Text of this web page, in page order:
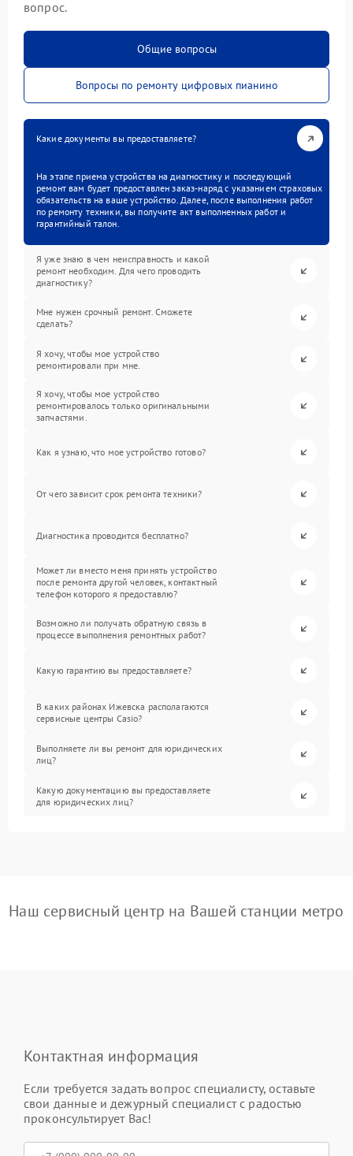
вопрос.
Общие вопросы
Вопросы по ремонту цифровых пианино
Какие документы вы предоставляете?
На этапе приема устройства на диагностику и последующий
ремонт вам будет предоставлен заказ-наряд с указанием страховых
обязательств на ваше устройство. Далее, после выполнения работ
по ремонту техники, вы получите акт выполненных работ и
гарантийный талон.
Я уже знаю в чем неисправность и какой
ремонт необходим. Для чего проводить
диагностику?
Мне нужен срочный ремонт. Сможете
сделать?
Я хочу, чтобы мое устройство
ремонтировали при мне.
Я хочу, чтобы мое устройство
ремонтировалось только оригинальными
запчастями.
Как я узнаю, что мое устройство готово?
От чего зависит срок ремонта техники?
Диагностика проводится бесплатно?
Может ли вместо меня принять устройство
после ремонта другой человек, контактный
телефон которого я предоставлю?
Возможно ли получать обратную связь в
процессе выполнения ремонтных работ?
Какую гарантию вы предоставляете?
В каких районах Ижевска располагаются
сервисные центры Casio?
Выполняете ли вы ремонт для юридических
лиц?
Какую документацию вы предоставляете
для юридических лиц?
Наш сервисный центр на Вашей станции метро
Контактная информация
Если требуется задать вопрос специалисту, оставьте
свои данные и дежурный специалист с радостью
проконсультирует Вас!